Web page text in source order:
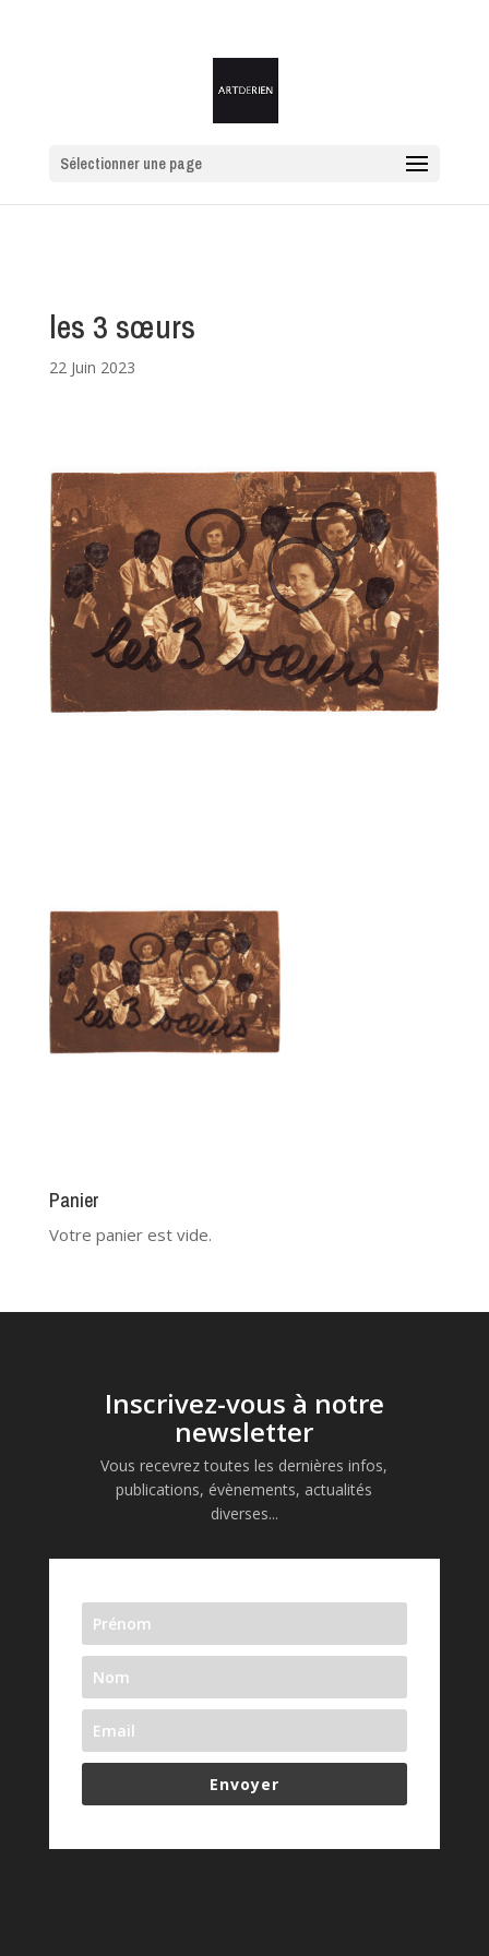
Sélectionner une page
les 3 sœurs
22 Juin 2023
Panier
Votre panier est vide.
Inscrivez-vous à notre
newsletter
Vous recevrez toutes les dernières infos,
publications, évènements, actualités
diverses...
Envoyer